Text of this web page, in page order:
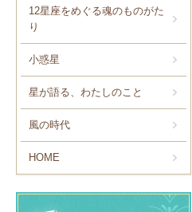
12星座をめぐる魂のものがた
り
小惑星
星が語る、わたしのこと
風の時代
HOME